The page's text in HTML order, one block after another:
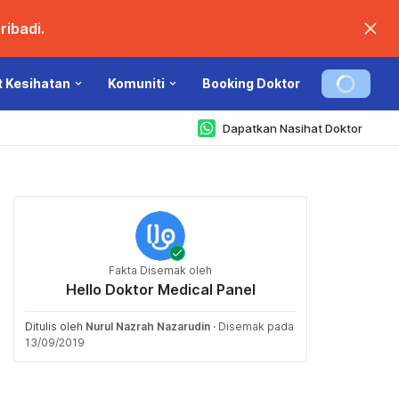
Kesihatan Komuniti Booking Doktor
Dapatkan Nasihat Doktor
Fakta Disemak oleh
Hello Doktor Medical Panel
Ditulis oleh Nurul Nazrah Nazarudin · Disemak pada
13/09/2019